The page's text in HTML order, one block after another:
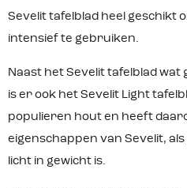
Sevelit tafelblad heel geschikt
intensief te gebruiken.
Naast het Sevelit tafelblad wat
is er ook het Sevelit Light
populieren hout en heeft
eigenschappen van Sevelit,
licht in gewicht is.